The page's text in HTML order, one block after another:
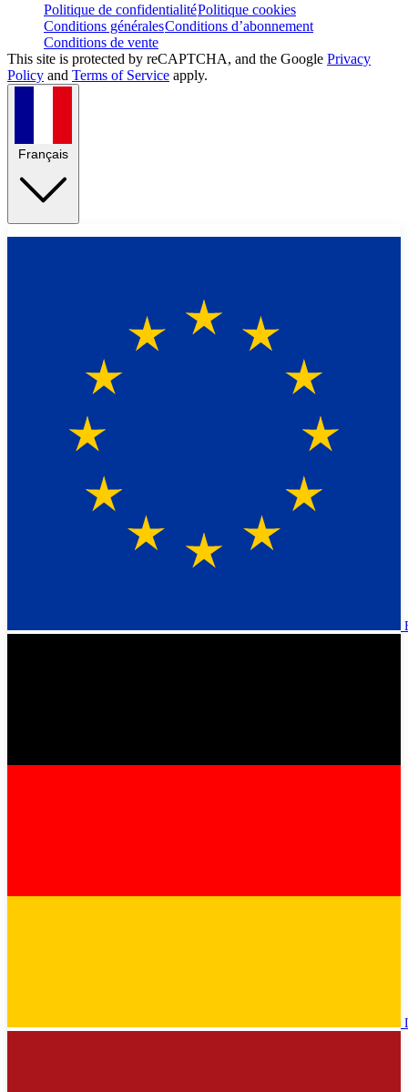
Politique de confidentialitéPolitique cookies
Conditions généralesConditions d’abonnement
Conditions de vente
This site is protected by reCAPTCHA, and the Google Privacy
Policy and Terms of Service apply.
Français